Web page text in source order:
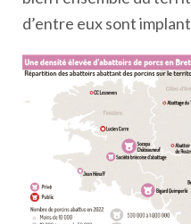
d’entre eux sont